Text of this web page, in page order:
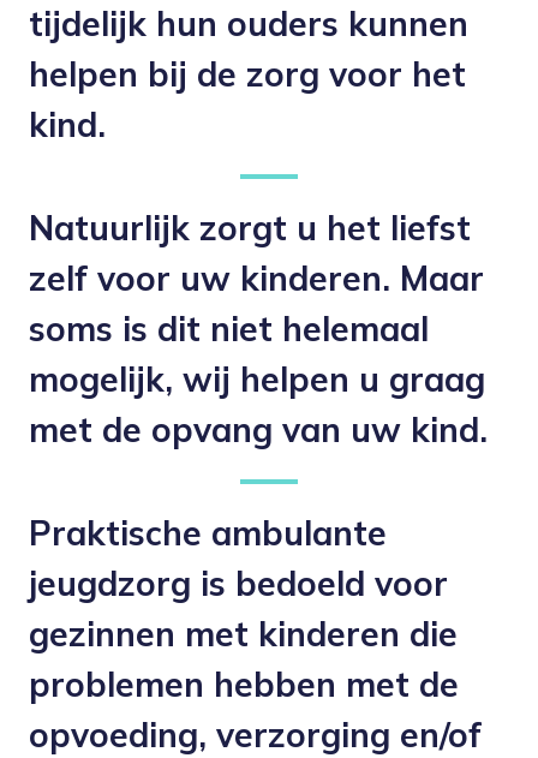
tijdelijk hun ouders kunnen
helpen bij de zorg voor het
kind.
Natuurlijk zorgt u het liefst
zelf voor uw kinderen. Maar
soms is dit niet helemaal
mogelijk, wij helpen u graag
met de opvang van uw kind.
Praktische ambulante
jeugdzorg is bedoeld voor
gezinnen met kinderen die
problemen hebben met de
opvoeding, verzorging en/of